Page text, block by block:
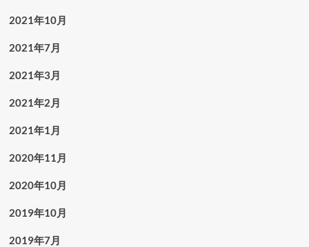
2021年10月
2021年7月
2021年3月
2021年2月
2021年1月
2020年11月
2020年10月
2019年10月
2019年7月